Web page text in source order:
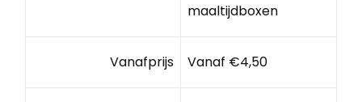
maaltijdboxen
Vanafprijs Vanaf €4,50